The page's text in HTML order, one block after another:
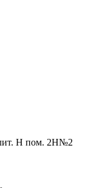
лит. Н пом. 2Н№2